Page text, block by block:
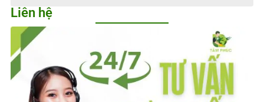
Liên hệ